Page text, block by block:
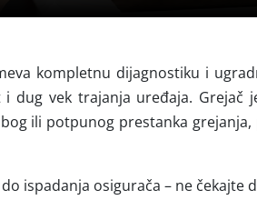
kompletnu dijagnostiku i
dug vek trajanja uređaja. Grejač
ili potpunog prestanka
ispadanja osigurača – ne čekajte